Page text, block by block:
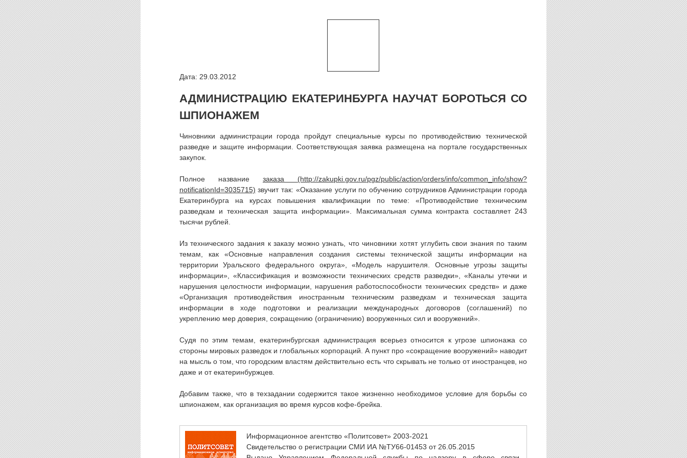
Дата: 29.03.2012
АДМИНИСТРАЦИЮ ЕКАТЕРИНБУРГА НАУЧАТ БОРОТЬСЯ СО
ШПИОНАЖЕМ
Чиновники администрации города пройдут специальные курсы по противодействию технической
разведке и защите информации. Соответствующая заявка размещена на портале государственных
закупок.
Полное название заказа
звучит так: «Оказание услуги по обучению сотрудников Администрации города
Екатеринбурга на курсах повышения квалификации по теме: «Противодействие техническим
разведкам и техническая защита информации». Максимальная сумма контракта составляет 243
тысячи рублей.
Из технического задания к заказу можно узнать, что чиновники хотят углубить свои знания по таким
темам, как «Основные направления создания системы технической защиты информации на
территории Уральского федерального округа», «Модель нарушителя. Основные угрозы защиты
информации», «Классификация и возможности технических средств разведки», «Каналы утечки и
нарушения целостности информации, нарушения работоспособности технических средств» и даже
«Организация противодействия иностранным техническим разведкам и техническая защита
информации в ходе подготовки и реализации международных договоров (соглашений) по
укреплению мер доверия, сокращению (ограничению) вооруженных сил и вооружений».
Судя по этим темам, екатеринбургская администрация всерьез относится к угрозе шпионажа со
стороны мировых разведок и глобальных корпораций. А пункт про «сокращение вооружений» наводит
на мысль о том, что городским властям действительно есть что скрывать не только от иностранцев, но
даже и от екатеринбуржцев.
Добавим также, что в техзадании содержится такое жизненно необходимое условие для борьбы со
шпионажем, как организация во время курсов кофе-брейка.
Информационное агентство «Политсовет» 2003-2021
Свидетельство о регистрации СМИ ИА №ТУ66-01453 от 26.05.2015